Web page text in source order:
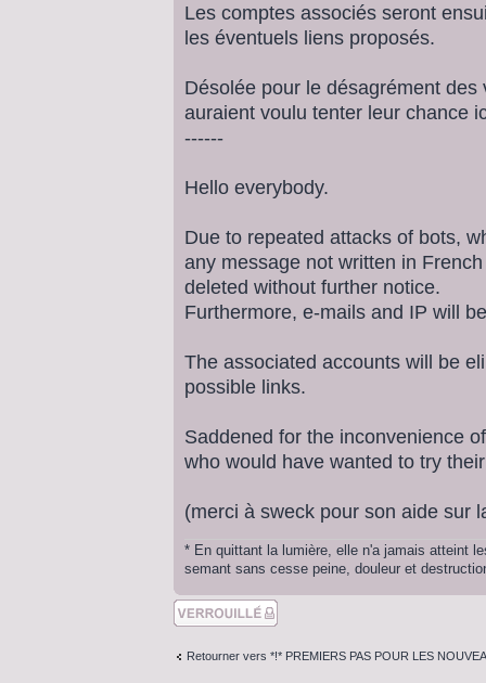
Les comptes associés seront
les éventuels liens proposés.
Désolée pour le désagrément
auraient voulu tenter leur chance
------
Hello everybody.
Due to repeated attacks of bots,
any message not written in
deleted without further notice.
Furthermore, e-mails and IP will
The associated accounts will be
possible links.
Saddened for the inconvenience
who would have wanted to try
(merci à sweck pour son aide sur
* En quittant la lumière, elle n'a jamais atteint
semant sans cesse peine, douleur et
Sujet verouillé
Retourner vers *!* PREMIERS PAS POUR LES